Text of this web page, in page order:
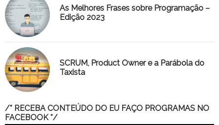
As Melhores Frases sobre Programação –
Edição 2023
SCRUM, Product Owner e a Parábola do
Taxista
/* RECEBA CONTEÚDO DO EU FAÇO PROGRAMAS NO
FACEBOOK */